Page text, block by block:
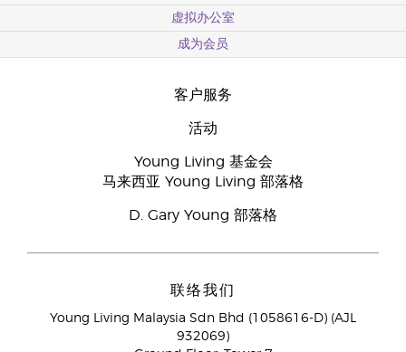
虚拟办公室
成为会员
客户服务
活动
Young Living 基金会
马来西亚 Young Living 部落格
D. Gary Young 部落格
联络我们
Young Living Malaysia Sdn Bhd (1058616-D) (AJL
932069)